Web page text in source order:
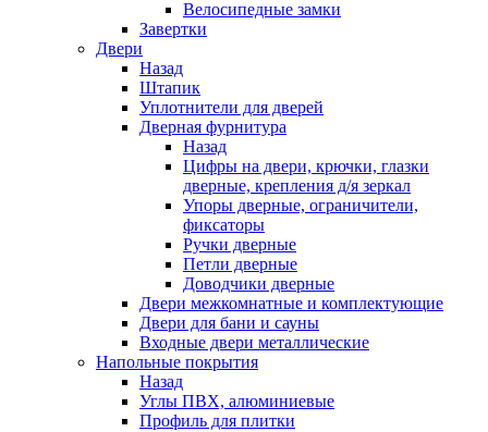
Велосипедные замки
Завертки
Двери
Назад
Штапик
Уплотнители для дверей
Дверная фурнитура
Назад
Цифры на двери, крючки, глазки
дверные, крепления д/я зеркал
Упоры дверные, ограничители,
фиксаторы
Ручки дверные
Петли дверные
Доводчики дверные
Двери межкомнатные и комплектующие
Двери для бани и сауны
Входные двери металлические
Напольные покрытия
Назад
Углы ПВХ, алюминиевые
Профиль для плитки